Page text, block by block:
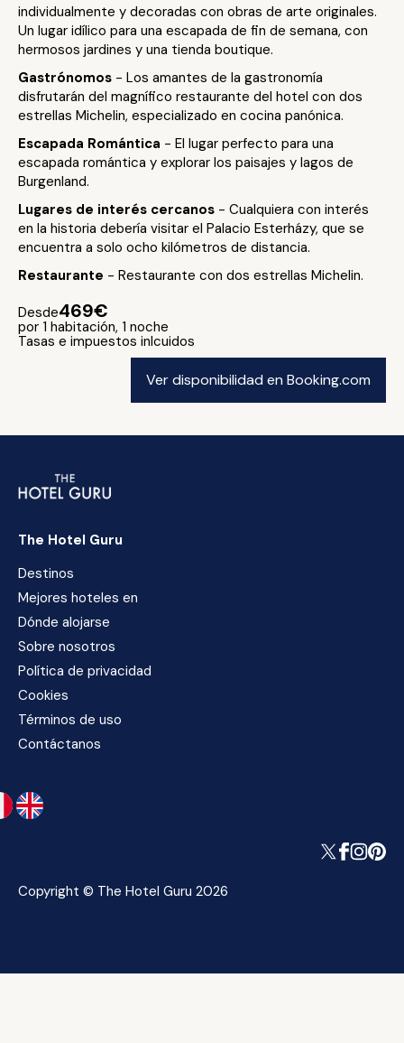
individualmente y decoradas con obras de arte originales.
Un lugar idílico para una escapada de fin de semana, con
hermosos jardines y una tienda boutique.
Gastrónomos - Los amantes de la gastronomía
disfrutarán del magnífico restaurante del hotel con dos
estrellas Michelin, especializado en cocina panónica.
Escapada Romántica - El lugar perfecto para una
escapada romántica y explorar los paisajes y lagos de
Burgenland.
Lugares de interés cercanos - Cualquiera con interés
en la historia debería visitar el Palacio Esterházy, que se
encuentra a solo ocho kilómetros de distancia.
Restaurante - Restaurante con dos estrellas Michelin.
Desde469€
por 1 habitación, 1 noche
Tasas e impuestos inlcuidos
Ver disponibilidad en Booking.com
The Hotel Guru
Destinos
Mejores hoteles en
Dónde alojarse
Sobre nosotros
Política de privacidad
Cookies
Términos de uso
Contáctanos
Copyright © The Hotel Guru 2026